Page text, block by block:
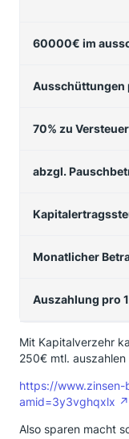
60000€ im
Ausschüttungen
70% zu
abzgl.
Monatlicher
Auszahlung pro
Mit Kapitalverzehr
250€ mtl. auszahlen
https://
amid=3y3vghqxlx
Also sparen macht